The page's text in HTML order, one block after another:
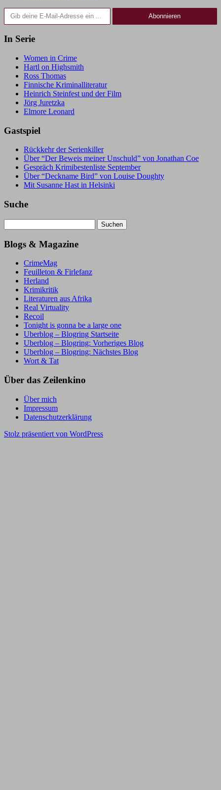
Gib deine E-Mail-Adresse ein ...
Abonnieren
In Serie
Women in Crime
Hartl on Highsmith
Ross Thomas
Finnische Kriminalliteratur
Heinrich Steinfest und der Film
Jörg Juretzka
Elmore Leonard
Gastspiel
Rückkehr der Serienkiller
Über “Der Beweis meiner Unschuld” von Jonathan Coe
Gespräch Krimibestenliste September
Über “Deckname Bird” von Louise Doughty
Mit Susanne Hast in Helsinki
Suche
nach:
Blogs & Magazine
CrimeMag
Feuilleton & Firlefanz
Herland
Krimikritik
Literaturen aus Afrika
Real Virtuality
Recoil
Tonight is gonna be a large one
Uberblog – Blogring Startseite
Uberblog – Blogring: Vorheriges Blog
Uberblog – Blogring: Nächstes Blog
Wort & Tat
Über das Zeilenkino
Über mich
Impressum
Datenschutzerklärung
Stolz präsentiert von WordPress